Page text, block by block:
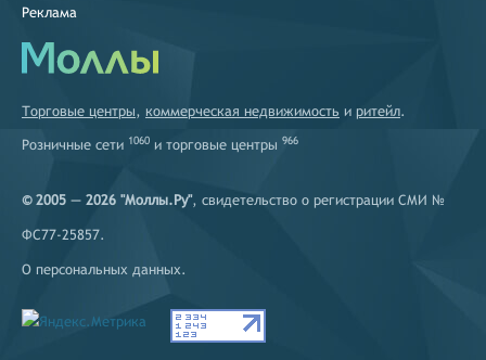
Реклама
Торговые центры, коммерческая недвижимость и ритейл.
Розничные сети 1060 и торговые центры 966
© 2005 — 2026 "Моллы.Ру", свидетельство о регистрации СМИ №
ФС77-25857.
О персональных данных.